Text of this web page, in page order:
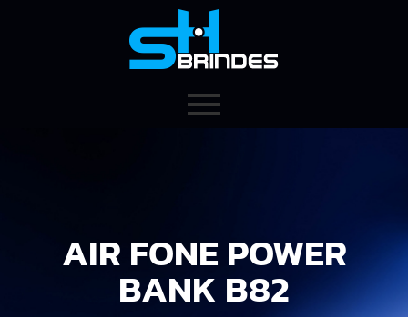
AIR FONE POWER
BANK B82